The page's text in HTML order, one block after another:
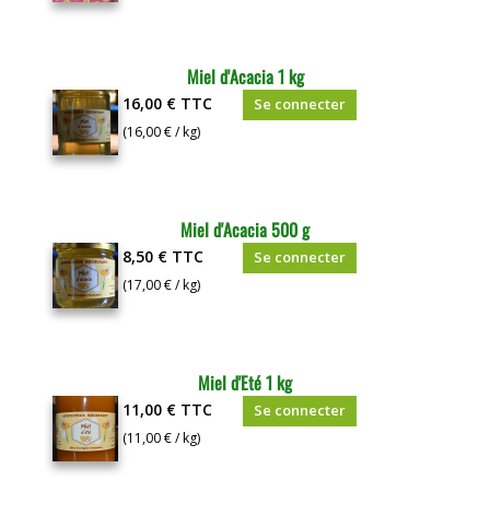
Miel d'Acacia 1 kg
16,00 € TTC
(16,00 € / kg)
Se connecter
Miel d'Acacia 500 g
8,50 € TTC
(17,00 € / kg)
Se connecter
Miel d'Eté 1 kg
11,00 € TTC
(11,00 € / kg)
Se connecter